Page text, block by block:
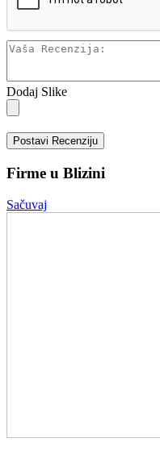
Dodaj Slike
Postavi Recenziju
Firme u Blizini
Sačuvaj